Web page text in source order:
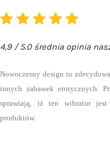
4,9 / 5.0 średnia opinia
Nowoczesny design to
innych zabawek erotycznych.
sprawiają, iż ten wibrator
produktów.